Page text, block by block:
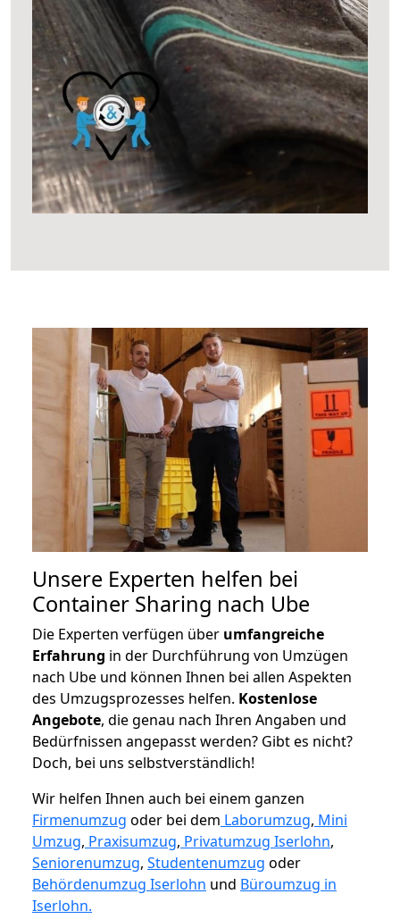
Unsere Experten helfen bei
Container Sharing nach Ube
Die Experten verfügen über umfangreiche
Erfahrung in der Durchführung von Umzügen
nach Ube und können Ihnen bei allen Aspekten
des Umzugsprozesses helfen. Kostenlose
Angebote, die genau nach Ihren Angaben und
Bedürfnissen angepasst werden? Gibt es nicht?
Doch, bei uns selbstverständlich!
Wir helfen Ihnen auch bei einem ganzen
Firmenumzug oder bei dem Laborumzug, Mini
Umzug, Praxisumzug, Privatumzug Iserlohn,
Seniorenumzug, Studentenumzug oder
Behördenumzug Iserlohn und Büroumzug in
Iserlohn.